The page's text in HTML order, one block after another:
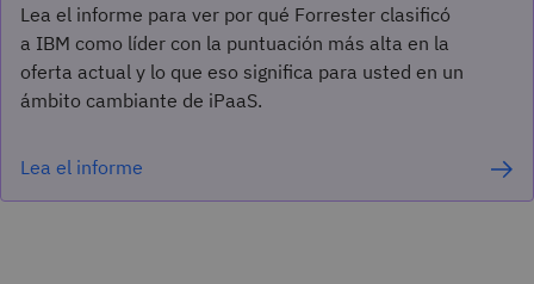
Lea el informe para ver por qué Forrester clasificó
a IBM como líder con la puntuación más alta en la
oferta actual y lo que eso significa para usted en un
ámbito cambiante de iPaaS.
Lea el informe